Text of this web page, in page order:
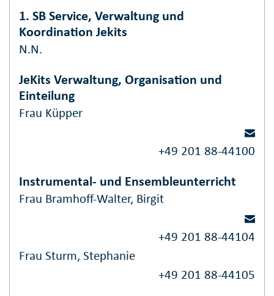
1. SB Service, Verwaltung und
Koordination Jekits
N.N.
JeKits Verwaltung, Organisation und
Einteilung
Frau Küpper
+49 201 88-44100
Instrumental- und Ensembleunterricht
Frau Bramhoff-Walter, Birgit
+49 201 88-44104
Frau Sturm, Stephanie
+49 201 88-44105